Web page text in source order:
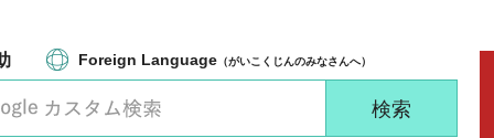
Foreign Language （がいこくじんのみなさんへ）